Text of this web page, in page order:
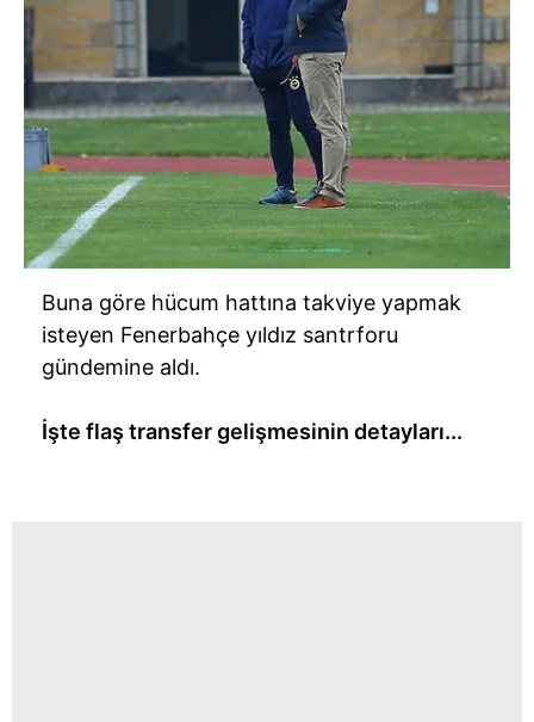
Buna göre hücum hattına takviye yapmak
isteyen Fenerbahçe yıldız santrforu
gündemine aldı.
İşte flaş transfer gelişmesinin detayları...